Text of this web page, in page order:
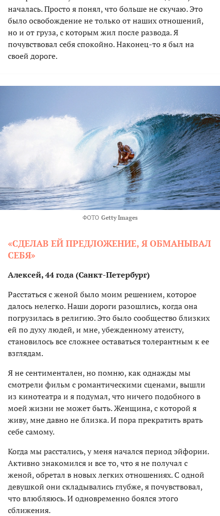
началась. Просто я понял, что больше не скучаю. Это
было освобождение не только от наших отношений,
но и от груза, с которым жил после развода. Я
почувствовал себя спокойно. Наконец-то я был на
своей дороге.
ФОТО Getty Images
«СДЕЛАВ ЕЙ ПРЕДЛОЖЕНИЕ, Я ОБМАНЫВАЛ
СЕБЯ»
Алексей, 44 года (Санкт-Петербург)
Расстаться с женой было моим решением, которое
далось нелегко. Наши дороги разошлись, когда она
погрузилась в религию. Это было сообщество близких
ей по духу людей, и мне, убежденному атеисту,
становилось все сложнее оставаться толерантным к ее
взглядам.
Я не сентиментален, но помню, как однажды мы
смотрели фильм с романтическими сценами, вышли
из кинотеатра и я подумал, что ничего подобного в
моей жизни не может быть. Женщина, с которой я
живу, мне давно не близка. И пора прекратить врать
себе самому.
Когда мы расстались, у меня начался период эйфории.
Активно знакомился и все то, что я не получал с
женой, обретал в новых легких отношениях. С одной
девушкой они складывались глубже, я почувствовал,
что влюбляюсь. И одновременно боялся этого
сближения.